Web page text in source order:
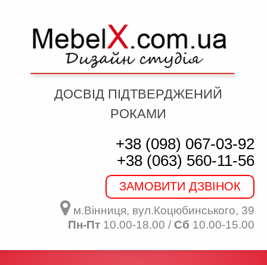
ДОСВІД ПІДТВЕРДЖЕНИЙ
РОКАМИ
+38 (098) 067-03-92
+38 (063) 560-11-56
ЗАМОВИТИ ДЗВІНОК
м.Вінниця, вул.Коцюбинського, 39
Пн-Пт10.00-18.00 / Сб 10.00-15.00